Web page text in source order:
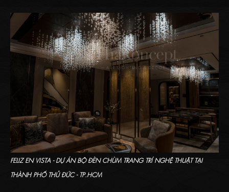
FELIZ EN VISTA - DỰ ÁN BỘ ĐÈN CHÙM TRANG TRÍ NGHỆ THUẬT TẠI
THÀNH PHỐ THỦ ĐỨC - TP.HCM